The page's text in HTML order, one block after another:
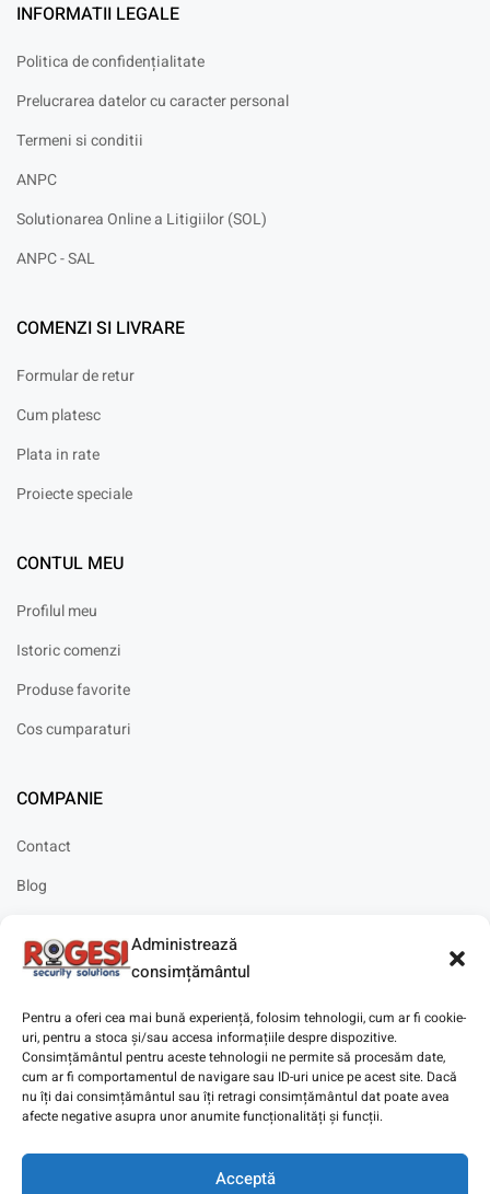
Administrează
consimțământul
Pentru a oferi cea mai bună experiență, folosim tehnologii, cum ar fi cookie-
uri, pentru a stoca și/sau accesa informațiile despre dispozitive.
Consimțământul pentru aceste tehnologii ne permite să procesăm date,
cum ar fi comportamentul de navigare sau ID-uri unice pe acest site. Dacă
nu îți dai consimțământul sau îți retragi consimțământul dat poate avea
afecte negative asupra unor anumite funcționalități și funcții.
Acceptă
INFORMATII LEGALE
Politica de confidențialitate
Prelucrarea datelor cu caracter personal
Termeni si conditii
ANPC
Solutionarea Online a Litigiilor (SOL)
ANPC - SAL
COMENZI SI LIVRARE
Formular de retur
Cum platesc
Plata in rate
Proiecte speciale
CONTUL MEU
Profilul meu
Istoric comenzi
Produse favorite
Cos cumparaturi
COMPANIE
Contact
Blog
Solicitare instalare
Copyright © 2025Digitaz.